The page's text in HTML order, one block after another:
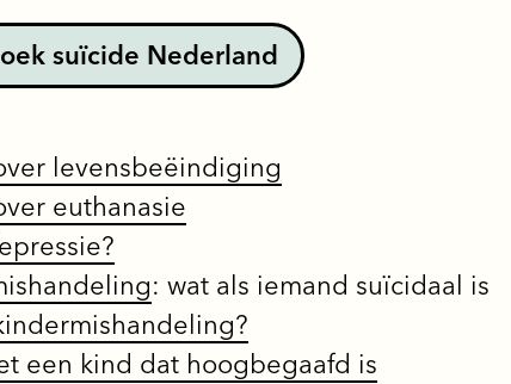
suïcide Nederland
levensbeëindiging
euthanasie
: wat als iemand suïcidaal is
een kind dat hoogbegaafd is